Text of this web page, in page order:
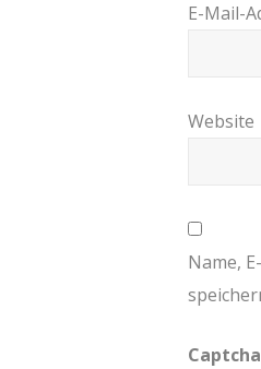
E-Mail-
Website
Name,
Captcha